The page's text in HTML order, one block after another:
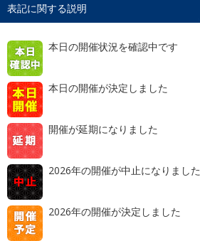
表記に関する説明
本日の開催状況を確認中です
本日の開催が決定しました
開催が延期になりました
2026年の開催が中止になりました
2026年の開催が決定しました